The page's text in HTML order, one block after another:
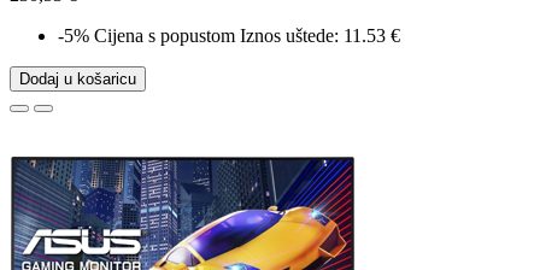
-5% Cijena s popustom Iznos uštede: 11.53 €
Dodaj u košaricu